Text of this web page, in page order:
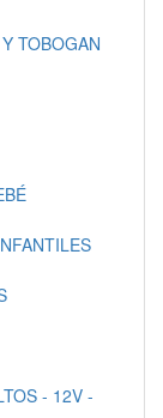
TOBOGAN
- 12V -